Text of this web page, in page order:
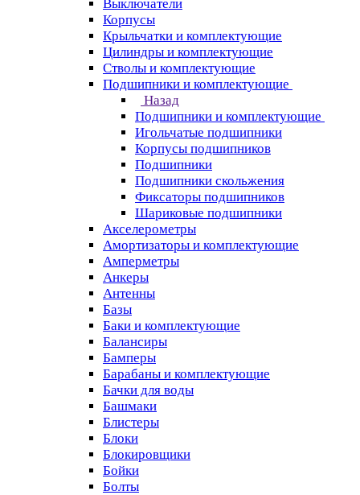
Выключатели
Корпусы
Крыльчатки и комплектующие
Цилиндры и комплектующие
Стволы и комплектующие
Подшипники и комплектующие
Назад
Подшипники и комплектующие
Игольчатые подшипники
Корпусы подшипников
Подшипники
Подшипники скольжения
Фиксаторы подшипников
Шариковые подшипники
Акселерометры
Амортизаторы и комплектующие
Амперметры
Анкеры
Антенны
Базы
Баки и комплектующие
Балансиры
Бамперы
Барабаны и комплектующие
Бачки для воды
Башмаки
Блистеры
Блоки
Блокировщики
Бойки
Болты